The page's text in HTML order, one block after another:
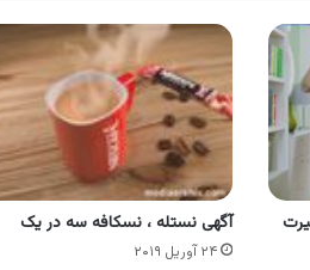
آگهی نستله ، نسکافه سه در یک
۲۴ آوریل ۲۰۱۹